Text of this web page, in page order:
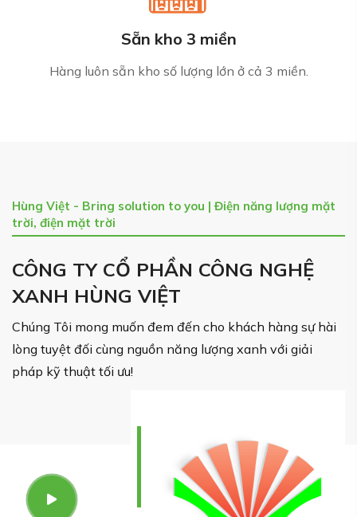
Sẵn kho 3 miền
Hàng luôn sẵn kho số lượng lớn ở cả 3 miền.
Hùng Việt - Bring solution to you | Điện năng lượng mặt
trời, điện mặt trời
CÔNG TY CỔ PHẦN CÔNG NGHỆ
XANH HÙNG VIỆT
Chúng Tôi mong muốn đem đến cho khách hàng sự hài
lòng tuyệt đối cùng nguồn năng lượng xanh với giải
pháp kỹ thuật tối ưu!